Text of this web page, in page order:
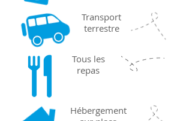
Transport
terrestre
Tous les
repas
Hébergement